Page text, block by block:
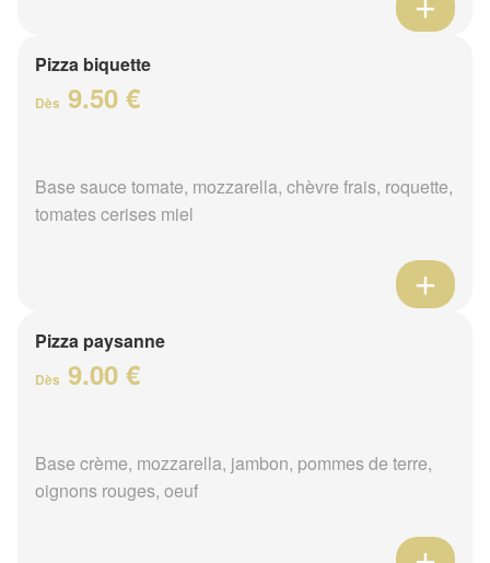
Pizza biquette
Dès 9.50 €
Base sauce tomate, mozzarella, chèvre frais, roquette,
tomates cerises miel
Pizza paysanne
Dès 9.00 €
Base crème, mozzarella, jambon, pommes de terre,
oignons rouges, oeuf